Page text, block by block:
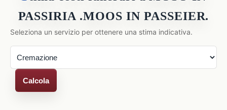
PASSIRIA .MOOS IN PASSEIER.
Seleziona un servizio per ottenere una stima indicativa.
Calcola